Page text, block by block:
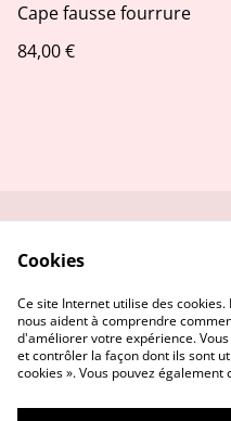
Cape fausse fourrure
84,00 €
Confidentialité
Cookies
Ce site Internet utilise des
nous aident à comprendre
d'améliorer votre expérience.
et contrôler la façon dont ils sont
cookies ». Vous pouvez